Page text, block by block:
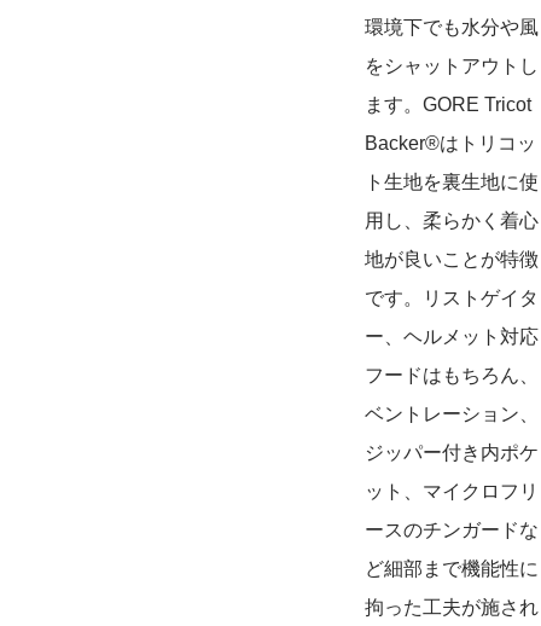
環境下でも水分や風
をシャットアウトし
ます。GORE Tricot
Backer®はトリコッ
ト生地を裏生地に使
用し、柔らかく着心
地が良いことが特徴
です。リストゲイタ
ー、ヘルメット対応
フードはもちろん、
ベントレーション、
ジッパー付き内ポケ
ット、マイクロフリ
ースのチンガードな
ど細部まで機能性に
拘った工夫が施され